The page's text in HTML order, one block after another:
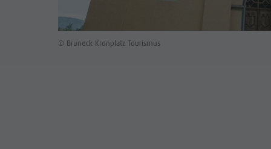
© Bruneck Kronplatz Tourismus